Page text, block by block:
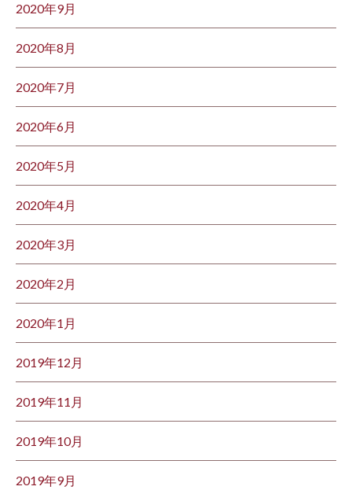
2020年9月
2020年8月
2020年7月
2020年6月
2020年5月
2020年4月
2020年3月
2020年2月
2020年1月
2019年12月
2019年11月
2019年10月
2019年9月